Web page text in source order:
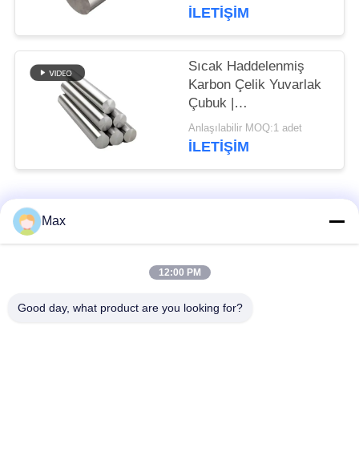
1045 Yüksek
Mukavemetli
İLETIŞIM
Sıcak Haddelenmiş
Karbon Çelik Yuvarlak
Çubuk |
Q345B/304/316
Paslanmaz Çelik Masif
Yuvarlak Çubuk
Anlaşılabilir MOQ:1 adet
İLETIŞIM
Popüler Kategoriler
süper dubleks
Max
12:00 PM
Good day, what product are you looking for?